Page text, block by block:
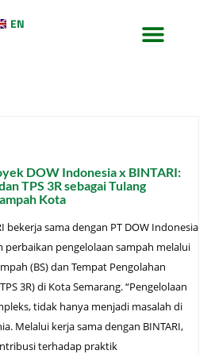
EN
DOW Indonesia x BINTARI:
TPS 3R sebagai Tulang
Kota
bekerja sama dengan PT DOW Indonesia
pengelolaan sampah melalui
(BS) dan Tempat Pengolahan
3R) di Kota Semarang. “Pengelolaan
tidak hanya menjadi masalah di
Melalui kerja sama dengan BINTARI,
terhadap praktik